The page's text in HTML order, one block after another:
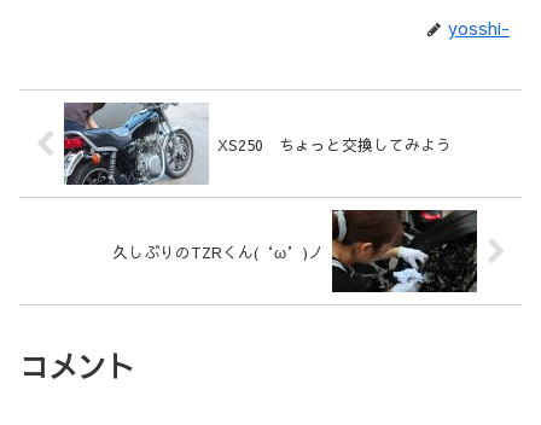
yosshi-
XS250 ちょっと交換してみよう
久しぶりのTZRくん(‘ω’)ノ
コメント